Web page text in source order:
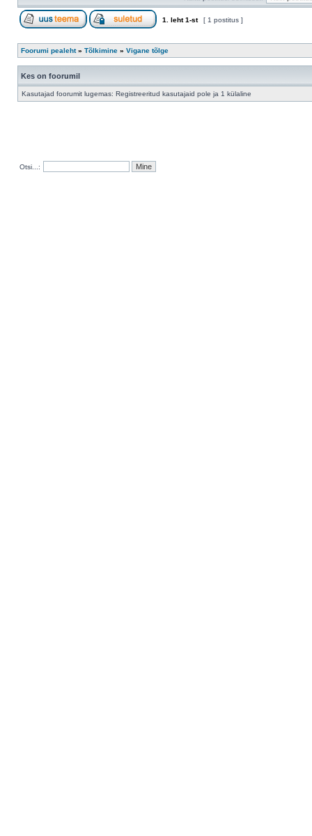
1 . leht1-st [ 1 postitus ]
Foorumi pealeht» Tõlkimine » Vigane tõlge
Kes on foorumil
Kasutajad foorumit lugemas: Registreeritud kasutajaid pole ja 1 külaline
Otsi...: